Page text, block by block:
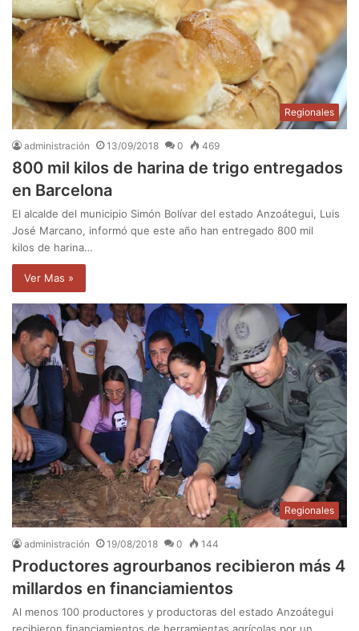
Regionales
administración 13/09/2018 0 469
800 mil kilos de harina de trigo entregados
en Barcelona
El alcalde del municipio Simón Bolívar del estado Anzoátegui, Luis
José Marcano, informó que este año han entregado 800 mil
kilos de harina…
Ver Mas »
Regionales
administración 19/08/2018 0 144
Productores agrourbanos recibieron más 4
millardos en financiamientos
Al menos 100 productores y productoras del estado Anzoátegui
recibieron financiamientos de herramientas agrícolas por un